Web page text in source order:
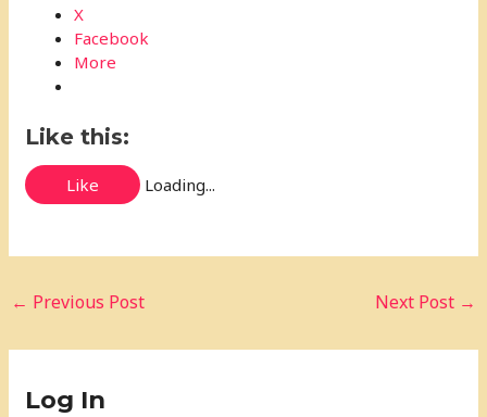
X
Facebook
More
Like this:
Like Loading...
← Previous Post Next Post →
Log In